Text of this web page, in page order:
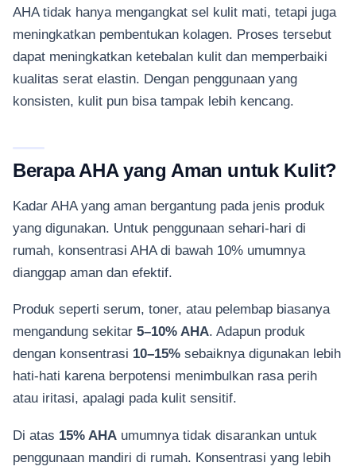
AHA tidak hanya mengangkat sel kulit mati, tetapi juga
meningkatkan pembentukan kolagen. Proses tersebut
dapat meningkatkan ketebalan kulit dan memperbaiki
kualitas serat elastin. Dengan penggunaan yang
konsisten, kulit pun bisa tampak lebih kencang.
Berapa AHA yang Aman untuk Kulit?
Kadar AHA yang aman bergantung pada jenis produk
yang digunakan. Untuk penggunaan sehari-hari di
rumah, konsentrasi AHA di bawah 10% umumnya
dianggap aman dan efektif.
Produk seperti serum, toner, atau pelembap biasanya
mengandung sekitar 5–10% AHA. Adapun produk
dengan konsentrasi 10–15% sebaiknya digunakan lebih
hati-hati karena berpotensi menimbulkan rasa perih
atau iritasi, apalagi pada kulit sensitif.
Di atas 15% AHA umumnya tidak disarankan untuk
penggunaan mandiri di rumah. Konsentrasi yang lebih